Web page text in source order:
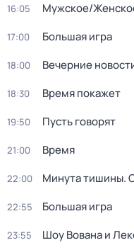
16:05 Мужское/
17:00 Большая игра
18:00 Вечерние
18:30 Время покажет
19:50 Пусть говорят
21:00 Время
22:00 Минута тишины.
22:55 Большая игра
23:55 Шоу Вована и